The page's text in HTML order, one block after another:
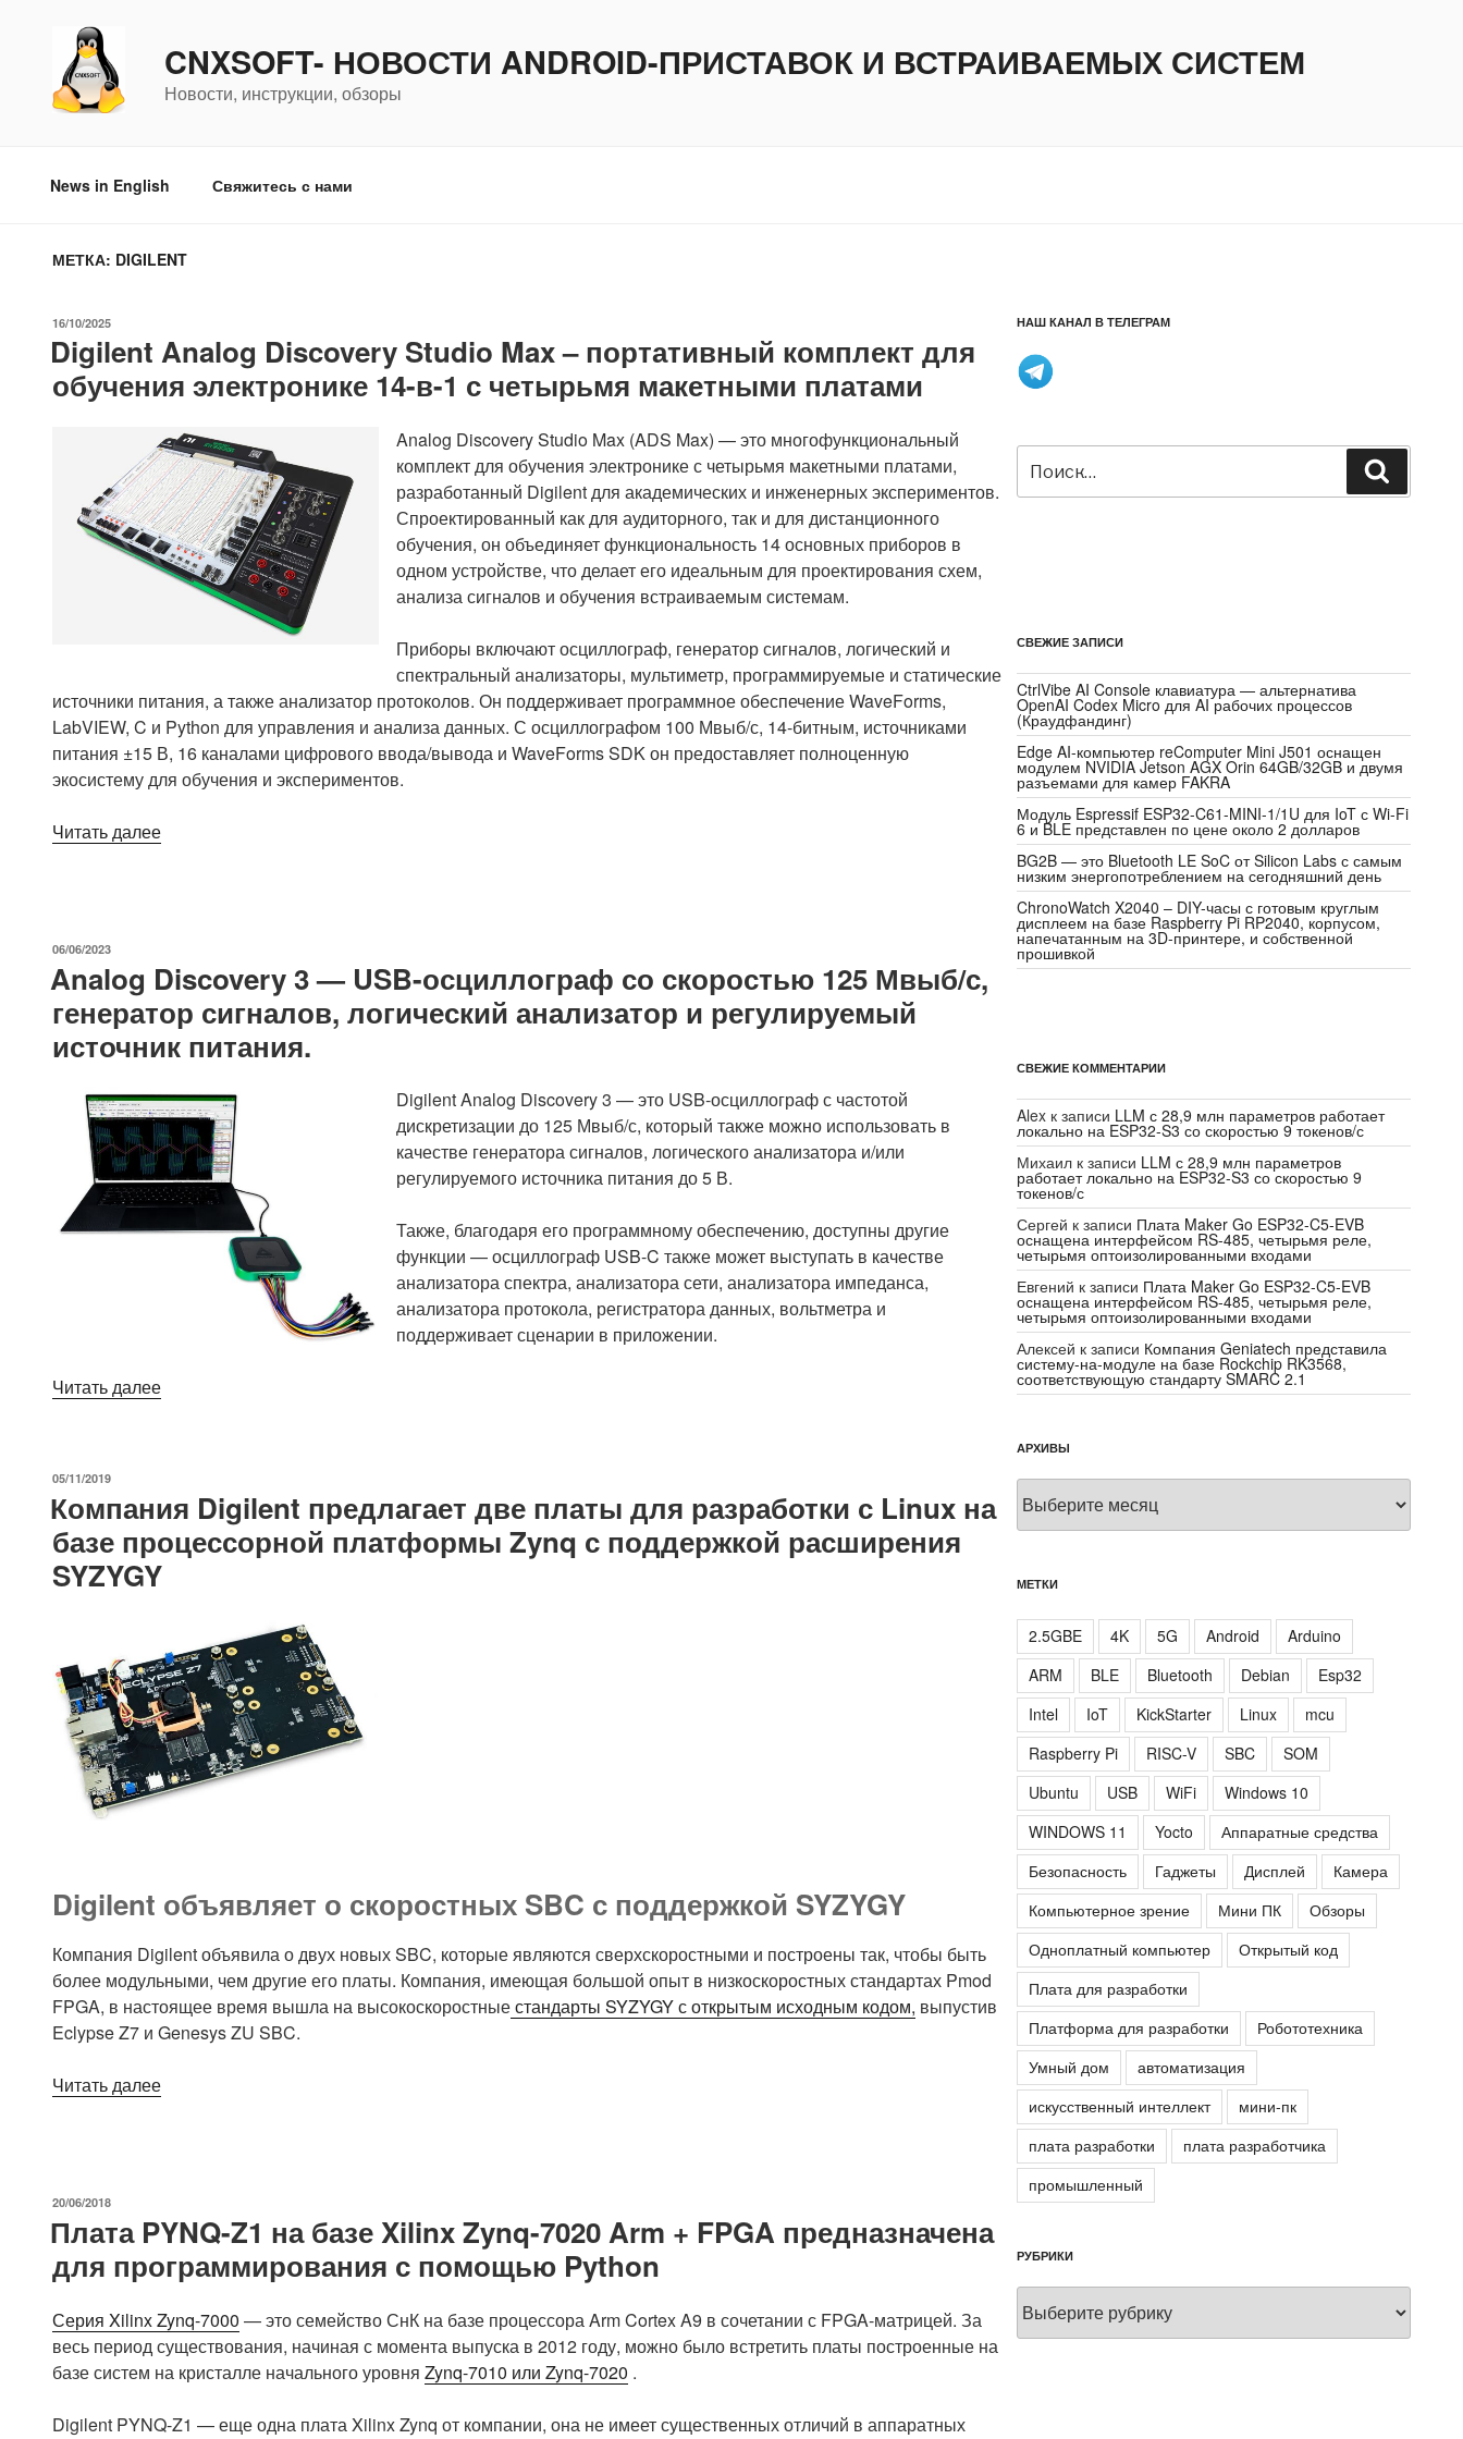
содержимому
CNXSOFT- НОВОСТИ ANDROID-ПРИСТАВОК И ВСТРАИВАЕМЫХ СИСТЕМ
Новости, инструкции, обзоры
News in English Свяжитесь с нами
МЕТКА: DIGILENT
ОПУБЛИКОВАНО
16/10/2025
Digilent Analog Discovery Studio Max – портативный комплект для
обучения электронике 14-в-1 с четырьмя макетными платами
Analog Discovery Studio Max (ADS Max) — это многофункциональный
комплект для обучения электронике с четырьмя макетными платами,
разработанный Digilent для академических и инженерных экспериментов.
Спроектированный как для аудиторного, так и для дистанционного
обучения, он объединяет функциональность 14 основных приборов в
одном устройстве, что делает его идеальным для проектирования схем,
анализа сигналов и обучения встраиваемым системам.
Приборы включают осциллограф, генератор сигналов, логический и
спектральный анализаторы, мультиметр, программируемые и статические
источники питания, а также анализатор протоколов. Он поддерживает программное обеспечение WaveForms,
LabVIEW, C и Python для управления и анализа данных. С осциллографом 100 Мвыб/с, 14-битным, источниками
питания ±15 В, 16 каналами цифрового ввода/вывода и WaveForms SDK он предоставляет полноценную
экосистему для обучения и экспериментов.
Читать далее«Digilent
портативный
комплект
для
обучения
электронике
14-
в-1
четырьмя
макетными
платами»
ОПУБЛИКОВАНО
06/06/2023
Analog Discovery 3 — USB-осциллограф со скоростью 125 Мвыб/с,
генератор сигналов, логический анализатор и регулируемый
источник питания.
Digilent Analog Discovery 3 — это USB-осциллограф с частотой
дискретизации до 125 Мвыб/с, который также можно использовать в
качестве генератора сигналов, логического анализатора и/или
регулируемого источника питания до 5 В.
Также, благодаря его программному обеспечению, доступны другие
функции — осциллограф USB-C также может выступать в качестве
анализатора спектра, анализатора сети, анализатора импеданса,
анализатора протокола, регистратора данных, вольтметра и
поддерживает сценарии в приложении.
Читать далее«Analog
осциллограф
со
скоростью
с,
генератор
сигналов,
логический
анализатор
и
регулируемый
ОПУБЛИКОВАНО
05/11/2019
Компания Digilent предлагает две платы для разработки с Linux на
базе процессорной платформы Zynq с поддержкой расширения
SYZYGY
Digilent объявляет о скоростных SBC с поддержкой SYZYGY
Компания Digilent объявила о двух новых SBC, которые являются сверхскоростными и построены так, чтобы быть
более модульными, чем другие его платы. Компания, имеющая большой опыт в низкоскоростных стандартах Pmod
FPGA, в настоящее время вышла на высокоскоростныестандарты SYZYGY с открытым исходным кодом, выпустив
Eclypse Z7 и Genesys ZU SBC.
Читать далее«Компания
разработки
с
на
базе
процессорной
Zynq
ОПУБЛИКОВАНО
20/06/2018
Плата PYNQ-Z1 на базе Xilinx Zynq-7020 Arm + FPGA предназначена
для программирования с помощью Python
Серия Xilinx Zynq-7000 — это семейство СнК на базе процессора Arm Cortex A9 в сочетании с FPGA-матрицей. За
весь период существования, начиная с момента выпуска в 2012 году, можно было встретить платы построенные на
базе систем на кристалле начального уровня Zynq-7010 или Zynq-7020 .
Digilent PYNQ-Z1 — еще одна плата Xilinx Zynq от компании, она не имеет существенных отличий в аппаратных
НАШ КАНАЛ В ТЕЛЕГРАМ
Искать:
СВЕЖИЕ ЗАПИСИ
CtrlVibe AI Console клавиатура — альтернатива
OpenAI Codex Micro для AI рабочих процессов
(Краудфандинг)
Edge AI-компьютер reComputer Mini J501 оснащен
модулем NVIDIA Jetson AGX Orin 64GB/32GB и двумя
разъемами для камер FAKRA
Модуль Espressif ESP32-C61-MINI-1/1U для IoT с Wi-Fi
6 и BLE представлен по цене около 2 долларов
BG2B — это Bluetooth LE SoC от Silicon Labs с самым
низким энергопотреблением на сегодняшний день
ChronoWatch X2040 – DIY-часы с готовым круглым
дисплеем на базе Raspberry Pi RP2040, корпусом,
напечатанным на 3D-принтере, и собственной
прошивкой
СВЕЖИЕ КОММЕНТАРИИ
Alex к записи LLM с 28,9 млн параметров работает
локально на ESP32-S3 со скоростью 9 токенов/с
Михаил к записи LLM с 28,9 млн параметров
работает локально на ESP32-S3 со скоростью 9
токенов/с
Сергей к записи Плата Maker Go ESP32-C5-EVB
оснащена интерфейсом RS-485, четырьмя реле,
четырьмя оптоизолированными входами
Евгений к записи Плата Maker Go ESP32-C5-EVB
оснащена интерфейсом RS-485, четырьмя реле,
четырьмя оптоизолированными входами
Алексей к записи Компания Geniatech представила
систему-на-модуле на базе Rockchip RK3568,
соответствующую стандарту SMARC 2.1
АРХИВЫ
Архивы
МЕТКИ
2.5GBE 4K 5G Android
Arduino
ARM
BLE Bluetooth Debian
Esp32
Intel
IoT KickStarter Linux
mcu
Raspberry Pi
RISC-V SBC
SOM
Ubuntu
USB WiFi
Windows 10
WINDOWS 11
Yocto
Аппаратные средства
Безопасность
Гаджеты Дисплей
Камера
Компьютерное зрение
Мини ПК
Обзоры
Одноплатный компьютер
Открытый код
Плата для разработки
Платформа для разработки
Робототехника
Умный дом
автоматизация
искусственный интеллект
мини-пк
плата разработки
плата разработчика
промышленный
РУБРИКИ
Рубрики